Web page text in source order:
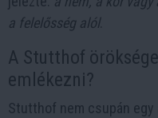
a felelősség alól.
A Stutthof
emlékezni?
Stutthof nem csupán egy